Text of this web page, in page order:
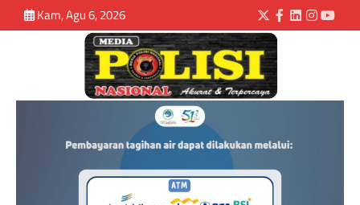
Kam, Agu 6, 2026